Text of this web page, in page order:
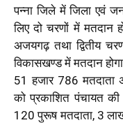
पन्ना जिले में जिला एवं
लिए दो चरणों में मतदान
अजयगढ़ तथा द्वितीय
विकासखण्ड में मतदान
51 हजार 786 मतदाता
को प्रकाशित पंचायत
120 पुरूष मतदाता, 3